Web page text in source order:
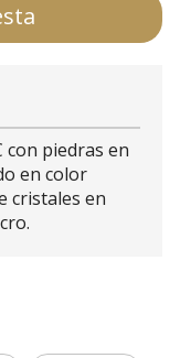
con piedras en
en color
cristales en